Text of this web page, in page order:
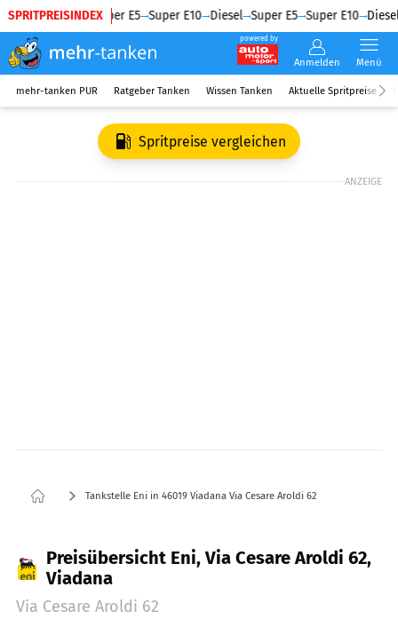
SPRITPREISINDEX
Diesel Super E5 Super E10 Diesel Super E5 Super E10 Diesel
powered by
Anmelden Menü
mehr-tanken PUR Ratgeber Tanken Wissen Tanken Aktuelle Spritpreise
Spritpreise vergleichen
ANZEIGE
Tankstelle Eni in 46019 Viadana Via Cesare Aroldi 62
Preisübersicht Eni, Via Cesare Aroldi 62,
Viadana
Via Cesare Aroldi 62